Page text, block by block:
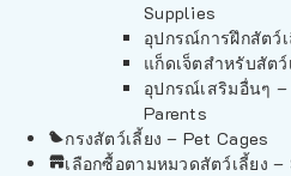
Supplies
อุปกรณ์การฝึกสัตว์
แก็ดเจ็ตสำหรับสัต
อุปกรณ์เสริมอื่นๆ
Parents
กรงสัตว์เลี้ยง – Pet Cages
เลือกซื้อตามหมวดสัตว์เลี้ยง –